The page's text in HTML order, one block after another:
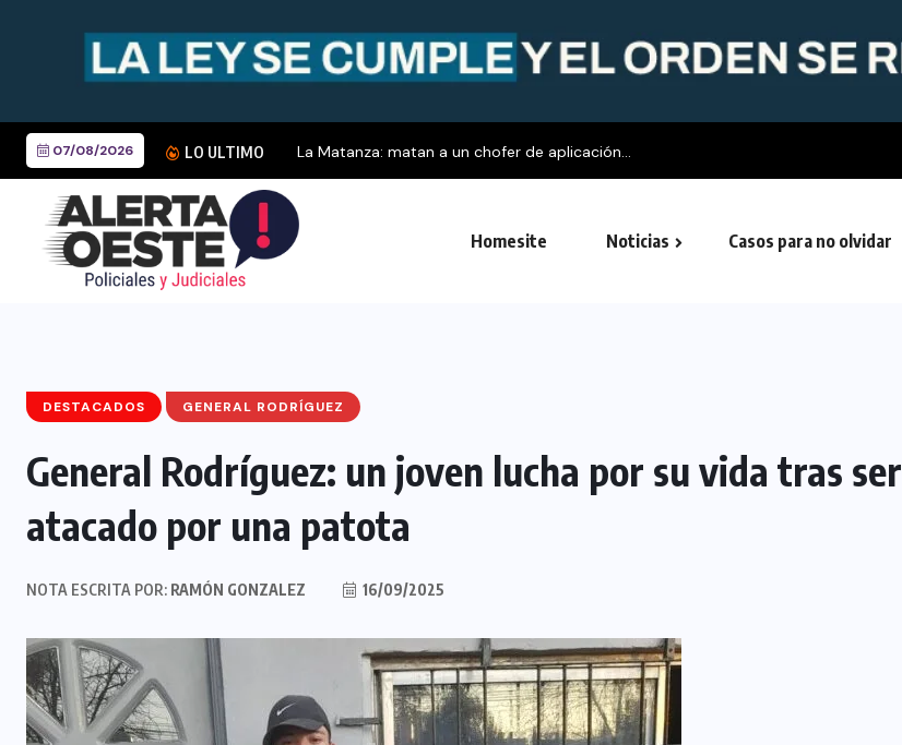
07/08/2026 LO ULTIMO La Matanza: matan a un chofer de aplicación...
Homesite Noticias Casos para no olvidar
DESTACADOS GENERAL RODRÍGUEZ
General Rodríguez: un joven lucha por su vida tras ser
atacado por una patota
NOTA ESCRITA POR: RAMÓN GONZALEZ 16/09/2025